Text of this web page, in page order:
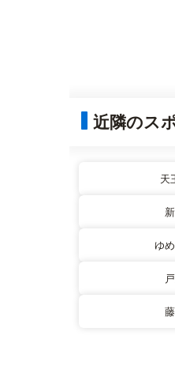
近隣のス
天
ゆ